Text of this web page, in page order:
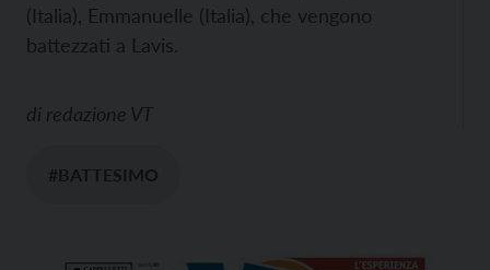
(Italia), Emmanuelle (Italia), che vengono
battezzati a Lavis.
di redazione VT
#BATTESIMO